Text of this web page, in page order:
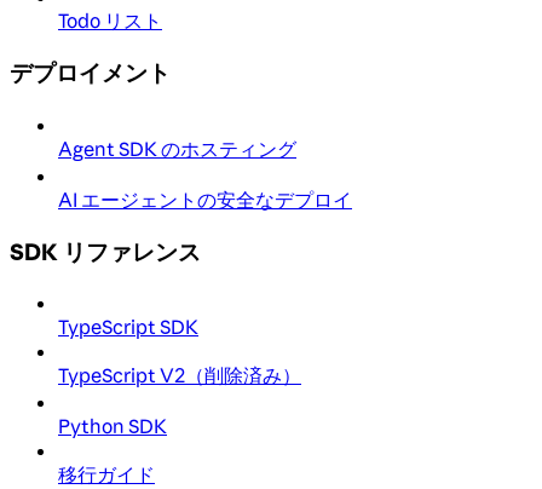
Todo リスト
デプロイメント
Agent SDK のホスティング
AI エージェントの安全なデプロイ
SDK リファレンス
TypeScript SDK
TypeScript V2（削除済み）
Python SDK
移行ガイド